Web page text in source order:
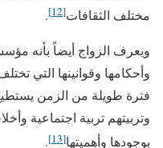
مختلف الثقافات[12]
ويعرف الزواج أيضاً بأنه
وأحكامها وقوانينها التي
فترة طويلة من الزمن يستطيع
وتربيتهم تربية اجتماعية
بوجودها وأهميتها[13]